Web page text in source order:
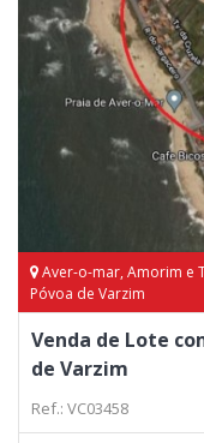
Aver-o-mar, Amorim e
Póvoa de Varzim
Venda de Lote
de Varzim
Ref.: VC03458